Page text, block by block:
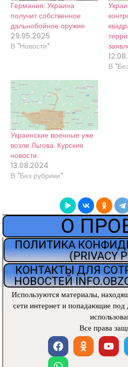
Германия: Украина
получит собственное
дальнобойное оружие
29.05.2025
В "Новости"
В
Украинские военные уже
возле Льгова. Курские
новости.
13.08.2024
В "Без рубрики"
О
ПОЛИТИКА
(PRIVACY
КОНТАКТЫ ДЛЯ
НОВОСТЕЙ
Используются материалы,
сети интернет и попадающие под
Все права